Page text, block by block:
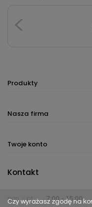
Produkty
Nasza firma
Twoje konto
Czy wyrażasz zgodę na
Kontakt
pon. - pt. 7:00 - 15:00